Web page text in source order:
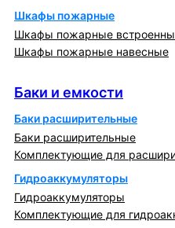
Шкафы пожарные
Шкафы пожарные
Шкафы пожарные навесные
Баки и емкости
Баки расширительные
Баки расширительные
Комплектующие для
Гидроаккумуляторы
Гидроаккумуляторы
Комплектующие для